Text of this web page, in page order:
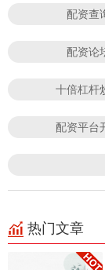
配资查
配资论
十倍杠杆
配资平台
热门文章